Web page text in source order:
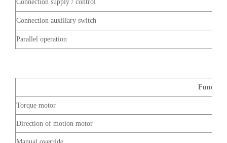
Connection supply / control
Connection auxiliary switch
Parallel operation
Torque motor
Direction of motion motor
Manual override